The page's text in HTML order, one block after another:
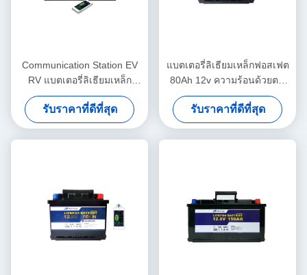
Communication Station EV
RV แบตเตอรี่ลิเธียมเหล็ก
ฟอสเฟต 12V 200Ah
รับราคาที่ดีที่สุด
แบตเตอรี่ลิเธียมเหล็กฟอสเฟต
80Ah 12v ความร้อนด้วยตน
เองแบบบลูทู ธ สำหรับ
สกู๊ตเตอร์ไฟฟ้า
รับราคาที่ดีที่สุด